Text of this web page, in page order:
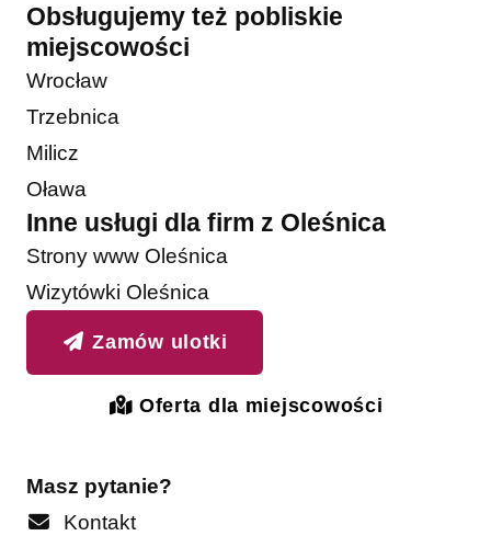
Obsługujemy też pobliskie
miejscowości
Wrocław
Trzebnica
Milicz
Oława
Inne usługi dla firm z Oleśnica
Strony www Oleśnica
Wizytówki Oleśnica
Zamów ulotki
Oferta dla miejscowości
Masz pytanie?
Kontakt